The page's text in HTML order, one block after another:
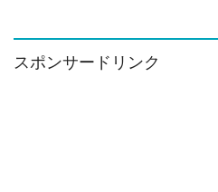
イ
ブ
スポンサードリンク